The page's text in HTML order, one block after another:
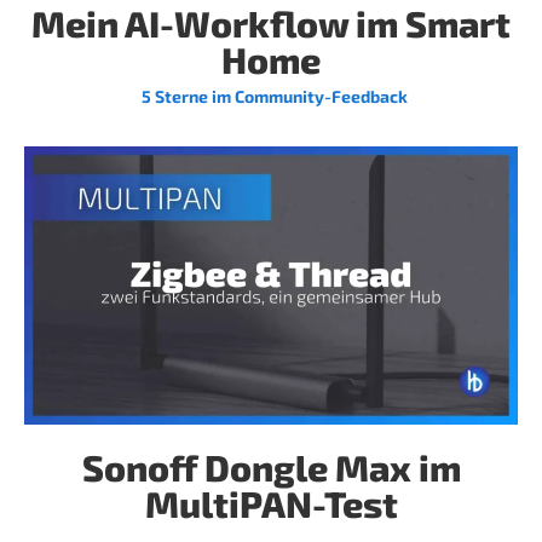
Mein AI-Workflow im Smart
Home
5 Sterne im Community-Feedback
Sonoff Dongle Max im
MultiPAN-Test